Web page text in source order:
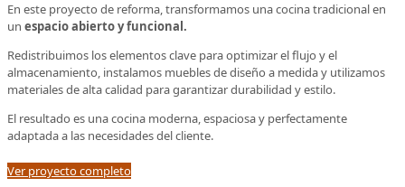
En este proyecto de reforma, transformamos una cocina tradicional en
un espacio abierto y funcional.
Redistribuimos los elementos clave para optimizar el flujo y el
almacenamiento, instalamos muebles de diseño a medida y utilizamos
materiales de alta calidad para garantizar durabilidad y estilo.
El resultado es una cocina moderna, espaciosa y perfectamente
adaptada a las necesidades del cliente.
Ver proyecto completo